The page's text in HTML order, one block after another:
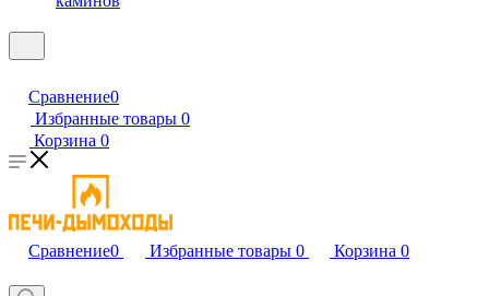
Сравнение0
Избранные товары 0
Корзина 0
Сравнение0 Избранные товары 0 Корзина 0